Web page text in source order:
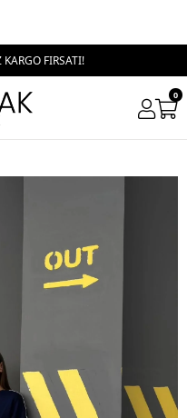
FIRSATI!
0